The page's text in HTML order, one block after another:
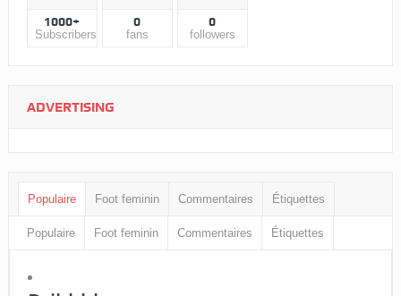
1000+
Subscribers
0
fans
0
followers
ADVERTISING
Populaire Foot feminin Commentaires Étiquettes
Populaire Foot feminin Commentaires Étiquettes